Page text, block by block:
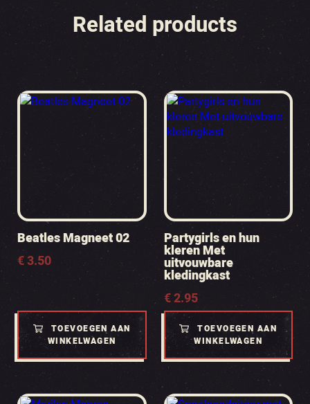
Related products
Beatles Magneet 02
€3.50
TOEVOEGEN AAN
WINKELWAGEN
Partygirls en hun
kleren Met
uitvouwbare
kledingkast
€2.95
TOEVOEGEN AAN
WINKELWAGEN